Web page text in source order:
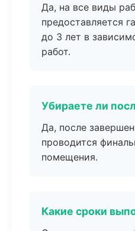
Да, на все виды
предоставляется
до 3 лет в
работ.
Убираете ли
Да, после
проводится
помещения.
Какие сроки